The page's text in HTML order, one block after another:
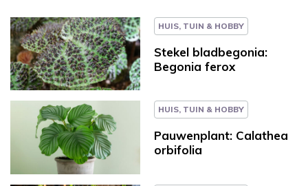
HUIS, TUIN & HOBBY
Stekel bladbegonia:
Begonia ferox
HUIS, TUIN & HOBBY
Pauwenplant: Calathea
orbifolia